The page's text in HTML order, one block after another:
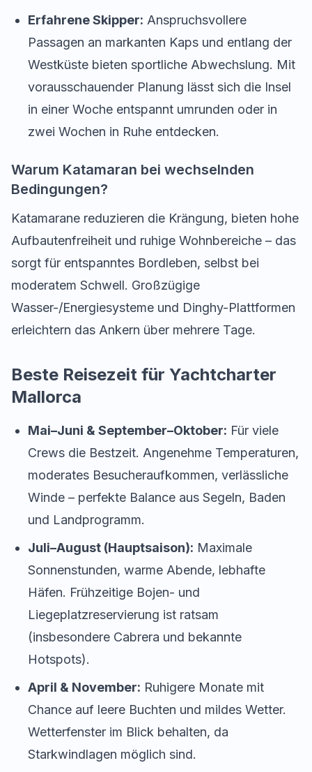
Erfahrene Skipper: Anspruchsvollere
Passagen an markanten Kaps und entlang der
Westküste bieten sportliche Abwechslung. Mit
vorausschauender Planung lässt sich die Insel
in einer Woche entspannt umrunden oder in
zwei Wochen in Ruhe entdecken.
Warum Katamaran bei wechselnden
Bedingungen?
Katamarane reduzieren die Krängung, bieten hohe
Aufbautenfreiheit und ruhige Wohnbereiche – das
sorgt für entspanntes Bordleben, selbst bei
moderatem Schwell. Großzügige
Wasser-/Energiesysteme und Dinghy-Plattformen
erleichtern das Ankern über mehrere Tage.
Beste Reisezeit für Yachtcharter
Mallorca
Mai–Juni & September–Oktober: Für viele
Crews die Bestzeit. Angenehme Temperaturen,
moderates Besucheraufkommen, verlässliche
Winde – perfekte Balance aus Segeln, Baden
und Landprogramm.
Juli–August (Hauptsaison): Maximale
Sonnenstunden, warme Abende, lebhafte
Häfen. Frühzeitige Bojen- und
Liegeplatzreservierung ist ratsam
(insbesondere Cabrera und bekannte
Hotspots).
April & November: Ruhigere Monate mit
Chance auf leere Buchten und mildes Wetter.
Wetterfenster im Blick behalten, da
Starkwindlagen möglich sind.